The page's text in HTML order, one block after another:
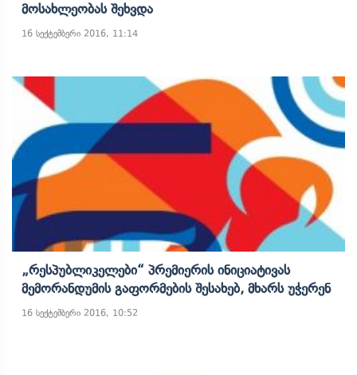
Მოსახლეობას Შეხვდა
16 სექტემბერი 2016, 11:14
„რესპუბლიკელები“ Პრემიერის Ინიციატივას
Მემორანდუმის Გაფორმების Შესახებ, Მხარს Უჭერენ
16 სექტემბერი 2016, 10:52